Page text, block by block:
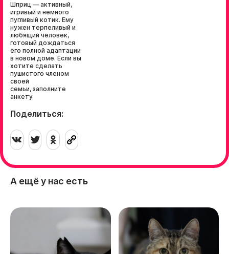
Шприц — активный,
игривый и немного
пугливый котик. Ему
нужен терпеливый и
любящий человек,
готовый дождаться
его полной адаптации
в новом доме. Если вы
хотите сделать
пушистого членом
своей
семьи, заполните
анкету
Поделиться:
А ещё у нас есть